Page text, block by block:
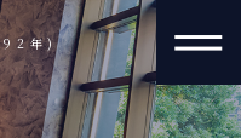
年)